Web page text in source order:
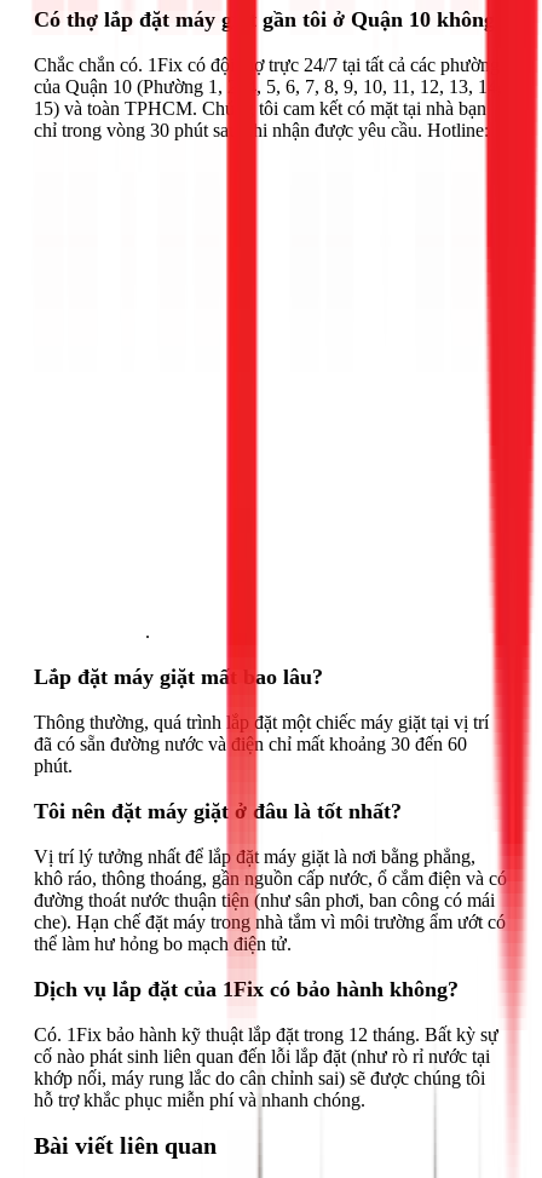
Có thợ lắp đặt máy giặt gần tôi ở Quận 10 không?
Chắc chắn có. 1Fix có đội thợ trực 24/7 tại tất cả các phường
của Quận 10 (Phường 1, 2, 4, 5, 6, 7, 8, 9, 10, 11, 12, 13, 14,
15) và toàn TPHCM. Chúng tôi cam kết có mặt tại nhà bạn
chỉ trong vòng 30 phút sau khi nhận được yêu cầu. Hotline:
.
Lắp đặt máy giặt mất bao lâu?
Thông thường, quá trình lắp đặt một chiếc máy giặt tại vị trí
đã có sẵn đường nước và điện chỉ mất khoảng 30 đến 60
phút.
Tôi nên đặt máy giặt ở đâu là tốt nhất?
Vị trí lý tưởng nhất để lắp đặt máy giặt là nơi bằng phẳng,
khô ráo, thông thoáng, gần nguồn cấp nước, ổ cắm điện và có
đường thoát nước thuận tiện (như sân phơi, ban công có mái
che). Hạn chế đặt máy trong nhà tắm vì môi trường ẩm ướt có
thể làm hư hỏng bo mạch điện tử.
Dịch vụ lắp đặt của 1Fix có bảo hành không?
Có. 1Fix bảo hành kỹ thuật lắp đặt trong 12 tháng. Bất kỳ sự
cố nào phát sinh liên quan đến lỗi lắp đặt (như rò rỉ nước tại
khớp nối, máy rung lắc do cân chỉnh sai) sẽ được chúng tôi
hỗ trợ khắc phục miễn phí và nhanh chóng.
Bài viết liên quan